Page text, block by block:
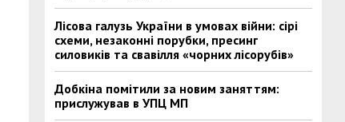
Лісова галузь України в умовах війни: сірі
схеми, незаконні порубки, пресинг
силовиків та свавілля «чорних лісорубів»
Добкіна помітили за новим заняттям:
прислужував в УПЦ МП